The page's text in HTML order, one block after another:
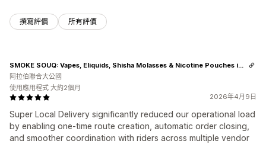
撰寫評價 所有評價
2026年4月9日
Super Local Delivery significantly reduced our operational load
by enabling one-time route creation, automatic order closing,
and smoother coordination with riders across multiple vendor
SMOKE SOUQ: Vapes, Eliquids, Shisha Molasses & Nicotine Pouches in UAE
阿拉伯聯合大公國
使用應用程式 大約2個月